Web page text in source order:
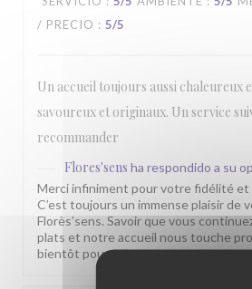
/ PRECIO : 5/5
Un accueil toujours aussi chaleureux
savoureux et originaux. Un service
recommander
Flores'sens ha respondido a su
Merci infiniment pour votre fidélité et
C’est toujours un immense plaisir de
Florès’sens. Savoir que vous
plats et notre accueil nous touche
bientôt pour un nouveau moment